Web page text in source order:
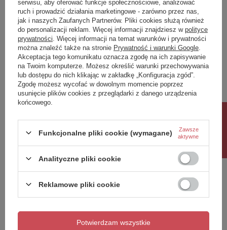
Wystarczy obrót o 90 stopni, aby otworzyć zawór
Napisz swoją opinię
Twoja ocena:
5/5
Treść twojej opinii
Dodaj własne zdjęcie produktu:
Twoje imię
serwisu, aby oferować funkcje społecznościowe, analizować
ruch i prowadzić działania marketingowe - zarówno przez nas,
jak i naszych Zaufanych Partnerów. Pliki cookies służą również
do personalizacji reklam. Więcej informacji znajdziesz w polityce
prywatności . Więcej informacji na temat warunków i prywatności
można znaleźć także na stronie Prywatność i warunki Google
Akceptacja tego komunikatu oznacza zgodę na ich zapisywanie
na Twoim komputerze. Możesz określić warunki przechowywania
lub dostępu do nich klikając w zakładkę „Konfiguracja zgód”.
Zgodę możesz wycofać w dowolnym momencie poprzez
usunięcie plików cookies z przeglądarki z danego urządzenia
końcowego.
Funkcjonalne pliki cookie (wymagane) Zawsze
aktywne
Analityczne pliki cookie
Reklamowe pliki cookie
Potwierdzam wszystkie